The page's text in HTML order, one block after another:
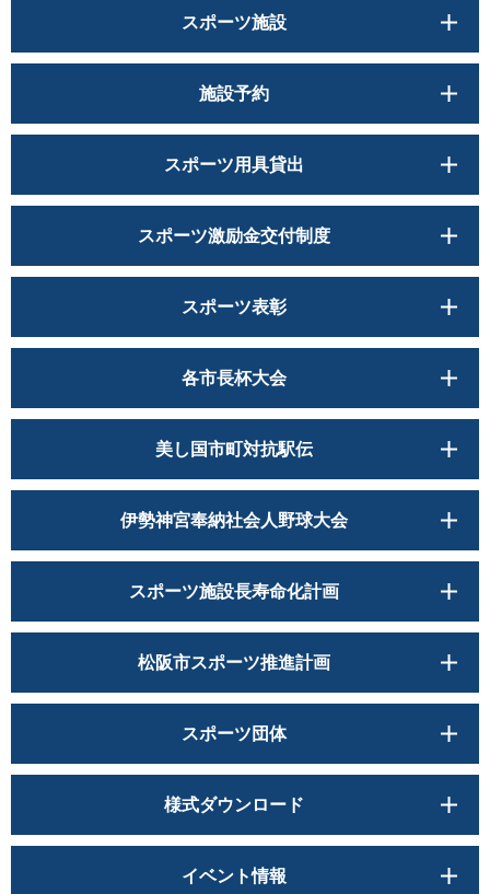
スポーツ施設
施設予約
スポーツ用具貸出
スポーツ激励金交付制度
スポーツ表彰
各市長杯大会
美し国市町対抗駅伝
伊勢神宮奉納社会人野球大会
スポーツ施設長寿命化計画
松阪市スポーツ推進計画
スポーツ団体
様式ダウンロード
イベント情報